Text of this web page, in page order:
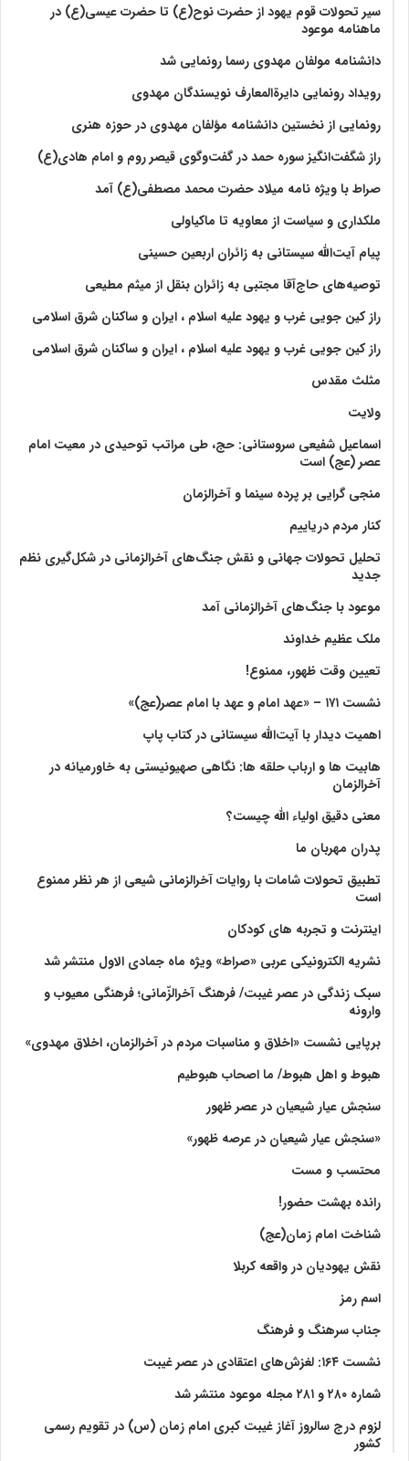
سیر تحولات قوم یهود از حضرت نوح(ع) تا حضرت عیسی(ع) در
ماهنامه موعود
دانشنامه مولفان مهدوی رسما رونمایی شد
رویداد رونمایی دایرةالمعارف نویسندگان مهدوی
رونمایی از نخستین دانشنامه مؤلفان مهدوی در حوزه هنری
راز شگفت‌انگیز سوره حمد در گفت‌وگوی قیصر روم و امام هادی(ع)
صراط با ویژه نامه میلاد حضرت محمد مصطفی(ع) آمد
ملکداری و سیاست از معاویه تا ماکیاولی
پیام آیت‌الله سیستانی به زائران اربعین حسینی
توصیه‌های حاج‌آقا مجتبی به زائران بنقل از میثم مطیعی
راز کین جویی غرب و یهود علیه اسلام ، ایران و ساکنان شرق اسلامی
راز کین جویی غرب و یهود علیه اسلام ، ایران و ساکنان شرق اسلامی
مثلث مقدس
ولايت‏
اسماعیل شفیعی سروستانی: حج، طی مراتب توحیدی در معیت امام
عصر (عج) است
منجی گرایی بر پرده سینما و آخرالزمان
کنار مردم دریاییم
تحلیل تحولات جهانی و نقش جنگ‌های آخرالزمانی در شکل‌گیری نظم
جدید
موعود با جنگ‌های آخرالزمانی آمد
ملک عظیم خداوند
تعیین وقت ظهور، ممنوع!
نشست ۱۷۱ – «عهد امام و عهد با امام عصر(عج)»
اهمیت دیدار با آیت‌الله سیستانی در کتاب پاپ
هابیت ها و ارباب حلقه ها: نگاهی صهیونیستی به خاورمیانه در
آخرالزمان
معنی دقیق اولیاء الله چیست؟
پدران مهربان ما
تطبیق تحولات شامات با روایات آخرالزمانی شیعی از هر نظر ممنوع
است
اینترنت و تجربه های کودکان
نشریه الکترونیکی عربی «صراط» ویژه ماه جمادی الاول منتشر شد
سبک زندگی در عصر غیبت/ فرهنگ آخرالزّمانی؛ فرهنگی معیوب و
وارونه
برپایی نشست «اخلاق و مناسبات مردم در آخرالزمان، اخلاق مهدوی»
هبوط و اهل هبوط/ ما اصحاب هبوطیم
سنجش عیار شیعیان در عصر ظهور
«سنجش عیار شیعیان در عرصه ظهور»
محتسب و مست
رانده بهشت‌ حضور!
شناخت امام زمان(عج)
نقش یهودیان در واقعه کربلا
اسم رمز
جناب سرهنگ و فرهنگ
نشست ۱۶۴: لغزش‌های اعتقادی در عصر غیبت
شماره ۲۸۰ و ۲۸۱ مجله موعود منتشر شد
لزوم درج سالروز آغاز غیبت کبری امام زمان (س) در تقویم رسمی
کشور